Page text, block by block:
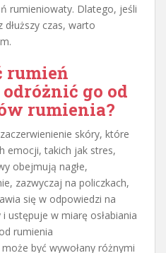
rumieniowaty. Dlatego, jeśli
czas, warto
rumień
go od
rumienia?
skóry, które
emocji, takich jak stres,
obejmują nagłe,
zazwyczaj na policzkach,
się w odpowiedzi na
ustępuje w miarę osłabiania
rumienia
być wywołany różnymi